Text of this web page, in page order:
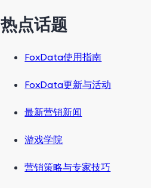
热点话题
FoxData使用指南
FoxData更新与活动
最新营销新闻
游戏学院
营销策略与专家技巧